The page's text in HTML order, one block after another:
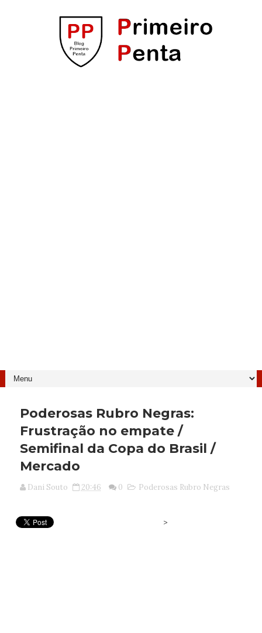
Poderosas Rubro Negras:
Frustração no empate /
Semifinal da Copa do Brasil /
Mercado
Dani Souto 20:46 0 Poderosas Rubro Negras
>